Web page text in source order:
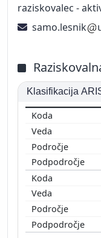
raziskovalec -
samo.lesnik
Klasifikacija